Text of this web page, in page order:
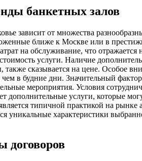
банкетных залов
зависит от множества
ближе к Москве или в
на обслуживание, что
услуги. Наличие
сказывается на цене. Особое
в будние дни. Значительный
мероприятия. Условия
дополнительные услуги, которые
типичной практикой на
уникальные характеристики
договоров